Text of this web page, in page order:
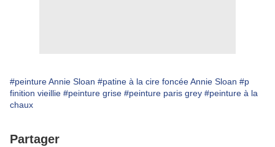
#peinture Annie Sloan #patine à la cire foncée Annie Sloan #p
finition vieillie #peinture grise #peinture paris grey #peinture à la
chaux
Partager